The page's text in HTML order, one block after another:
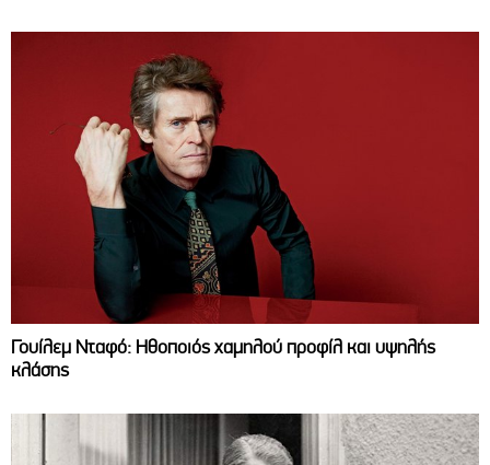
Γουίλεμ Νταφό: Ηθοποιός χαμηλού προφίλ και υψηλής
κλάσης